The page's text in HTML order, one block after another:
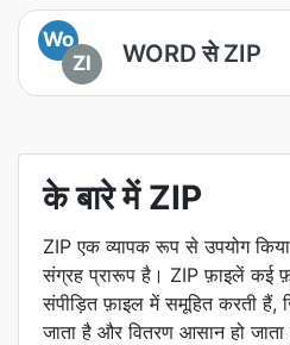
Wo
ZI
WORD से ZIP
के बारे में ZIP
ZIP एक व्यापक रूप से उपयोग
संग्रह प्रारूप है। ZIP फ़ाइलें कई
संपीड़ित फ़ाइल में समूहित करती
जाता है और वितरण आसान हो